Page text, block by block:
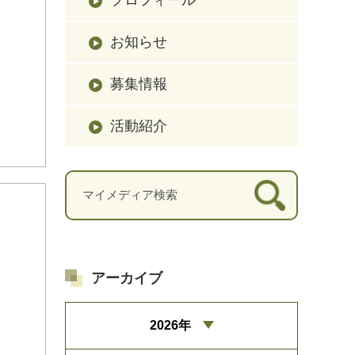
お知らせ
募集情報
活動紹介
アーカイブ
2026年